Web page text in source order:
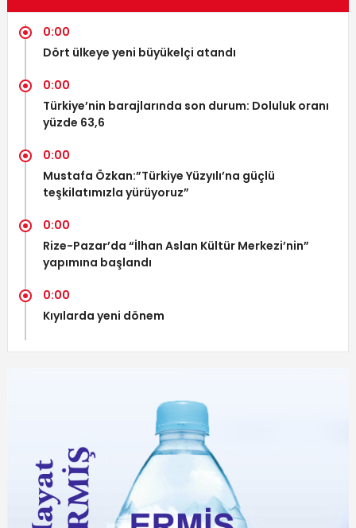
0:00
Dört ülkeye yeni büyükelçi atandı
0:00
Türkiye’nin barajlarında son durum: Doluluk oranı
yüzde 63,6
0:00
Mustafa Özkan:”Türkiye Yüzyılı’na güçlü
teşkilatımızla yürüyoruz”
0:00
Rize-Pazar’da “İlhan Aslan Kültür Merkezi’nin”
yapımına başlandı
0:00
Kıyılarda yeni dönem